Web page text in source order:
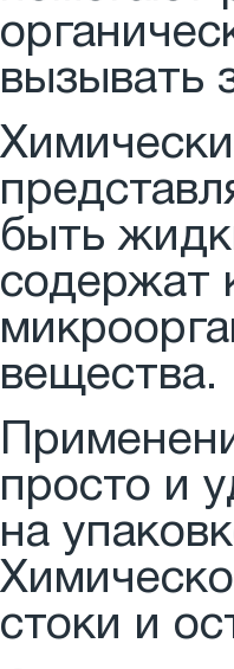
вызывать
быть
содержат
вещества.
просто и
на
стоки и